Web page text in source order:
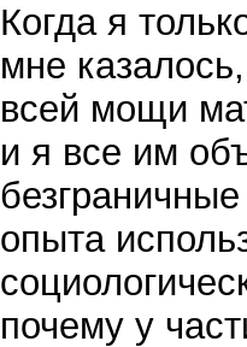
Когда я
мне
всей мощи
и я все им
опыта
почему у